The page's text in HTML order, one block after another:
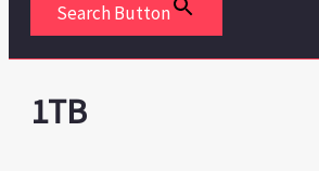
Search Button
1TB